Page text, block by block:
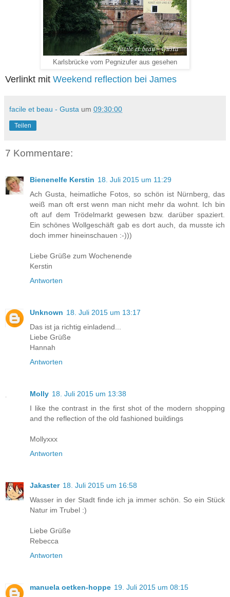
Karlsbrücke vom Pegnizufer aus gesehen
Verlinkt mit Weekend reflection bei James
facile et beau - Gusta um 09:30:00
Teilen
7 Kommentare:
Bienenelfe Kerstin 18. Juli 2015 um 11:29
Ach Gusta, heimatliche Fotos, so schön ist Nürnberg, das
weiß man oft erst wenn man nicht mehr da wohnt. Ich bin
oft auf dem Trödelmarkt gewesen bzw. darüber spaziert.
Ein schönes Wollgeschäft gab es dort auch, da musste ich
doch immer hineinschauen :-)))
Liebe Grüße zum Wochenende
Kerstin
Antworten
Unknown 18. Juli 2015 um 13:17
Das ist ja richtig einladend...
Liebe Grüße
Hannah
Antworten
Molly 18. Juli 2015 um 13:38
I like the contrast in the first shot of the modern shopping
and the reflection of the old fashioned buildings
Mollyxxx
Antworten
Jakaster 18. Juli 2015 um 16:58
Wasser in der Stadt finde ich ja immer schön. So ein Stück
Natur im Trubel :)
Liebe Grüße
Rebecca
Antworten
manuela oetken-hoppe 19. Juli 2015 um 08:15